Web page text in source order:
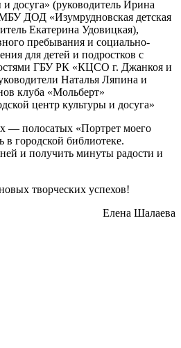
и досуга» (руководитель Ирина
ДОД «Изумрудновская детская
Екатерина Удовицкая),
пребывания и социально-
для детей и подростков с
ГБУ РК «КЦСО г. Джанкоя и
Наталья Ляпина и
клуба «Мольберт»
центр культуры и досуга»
— полосатых «Портрет моего
в городской библиотеке.
и получить минуты радости и
творческих успехов!
Елена Шалаева